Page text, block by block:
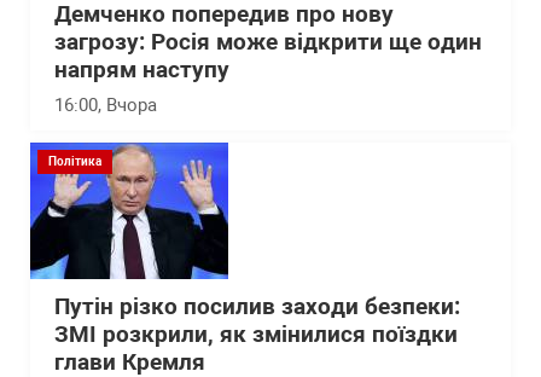
Демченко попередив про нову
загрозу: Росія може відкрити ще один
напрям наступу
16:00, Вчора
Політика
Путін різко посилив заходи безпеки:
ЗМІ розкрили, як змінилися поїздки
глави Кремля